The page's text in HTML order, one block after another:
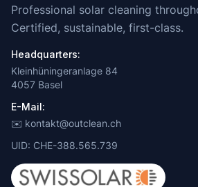
Professional solar cleaning
Certified, sustainable, first-class.
Headquarters:
Kleinhüningeranlage 84
4057 Basel
E-Mail:
✉️ kontakt@outclean.ch
UID: CHE-388.565.739